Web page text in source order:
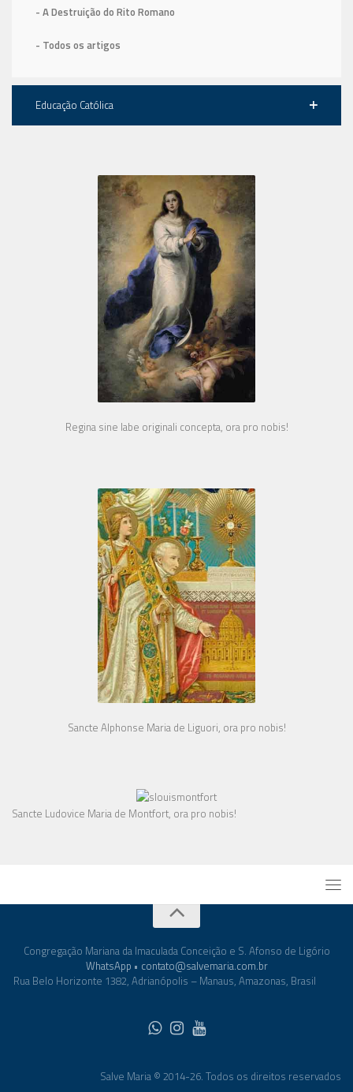
- A Destruição do Rito Romano
- Todos os artigos
Educação Católica
Regina sine labe originali concepta, ora pro nobis!
Sancte Alphonse Maria de Liguori, ora pro nobis!
Sancte Ludovice Maria de Montfort, ora pro nobis!
Congregação Mariana da Imaculada Conceição e S. Afonso de Ligório
WhatsApp • contato@salvemaria.com.br
Rua Belo Horizonte 1382, Adrianópolis – Manaus, Amazonas, Brasil
Salve Maria © 2014-26. Todos os direitos reservados